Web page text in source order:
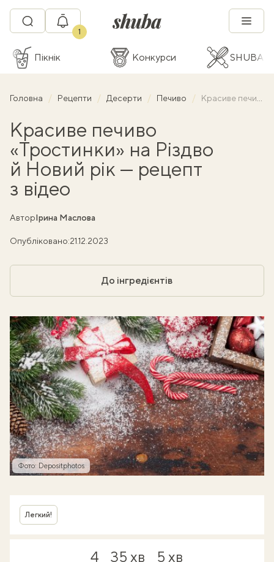
1
Пікнік Конкурси SHUBA
Головна Рецепти Десерти Печиво Красиве печиво «Тростинки» на Різдво й Новий рік — рецепт з відео
Красиве печиво
«Тростинки» на Різдво
й Новий рік — рецепт
з відео
АвторІрина Маслова
Опубліковано:21.12.2023
До інгредієнтів
Фото: Depositphotos
Легкий!
4 35 хв 5 хв